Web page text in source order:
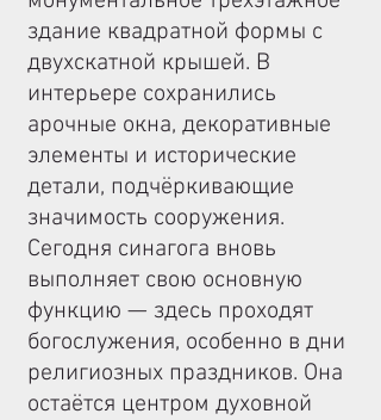
здание квадратной формы с
двухскатной крышей. В
интерьере сохранились
арочные окна, декоративные
элементы и исторические
детали, подчёркивающие
значимость сооружения.
Сегодня синагога вновь
выполняет свою основную
функцию — здесь проходят
богослужения, особенно в дни
религиозных праздников. Она
остаётся центром духовной